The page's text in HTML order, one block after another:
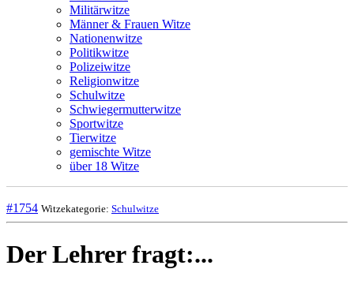
Militärwitze
Männer & Frauen Witze
Nationenwitze
Politikwitze
Polizeiwitze
Religionwitze
Schulwitze
Schwiegermutterwitze
Sportwitze
Tierwitze
gemischte Witze
über 18 Witze
#1754 Witzekategorie: Schulwitze
Der Lehrer fragt:...